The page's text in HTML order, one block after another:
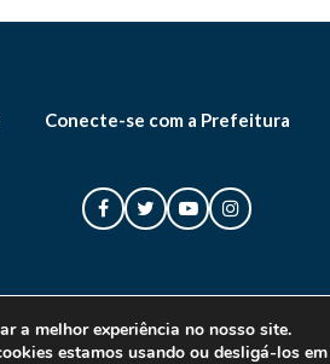
Conecte-se com a Prefeitura
Municipal de Canoas. Todos os direitos
a melhor experiência no nosso site.
estamos usando ou desligá-los em